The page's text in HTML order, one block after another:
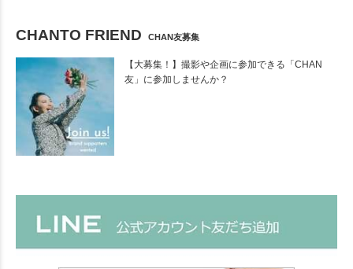
CHANTO FRIEND CHAN友募集
【大募集！】撮影や企画に参加できる「CHAN
友」に参加しませんか？